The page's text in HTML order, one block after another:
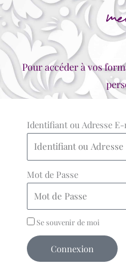
Pour accéder à vos
Identifiant ou Adresse
Mot de Passe
Se souvenir de moi
Connexion